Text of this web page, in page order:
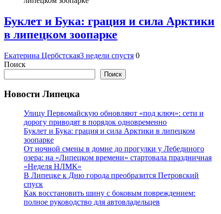
Буклет и Бука: грация и сила Арктики
в липецком зоопарке
Екатерина Цербстская3 недели спустя 0
Поиск
Поиск
Новости Липецка
Улицу Первомайскую обновляют «под ключ»: сети и
дорогу приводят в порядок одновременно
Буклет и Бука: грация и сила Арктики в липецком
зоопарке
От ночной смены в домне до прогулки у Лебединого
озера: на «Липецком времени» стартовала праздничная
«Неделя НЛМК»
В Липецке к Дню города преобразится Петровский
спуск
Как восстановить шину с боковым повреждением:
полное руководство для автовладельцев